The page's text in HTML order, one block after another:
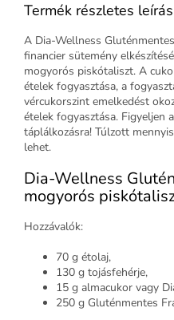
Termék részletes
A Dia-Wellness
financier sütemény
mogyorós piskótaliszt. A
ételek fogyasztása, a
vércukorszint emelkedést
ételek fogyasztása. Figyeljen
táplálkozásra! Túlzott
lehet.
Dia-Wellness
mogyorós
Hozzávalók:
70 g étolaj,
130 g tojásfehérje,
15 g almacukor vagy
250 g Gluténmentes